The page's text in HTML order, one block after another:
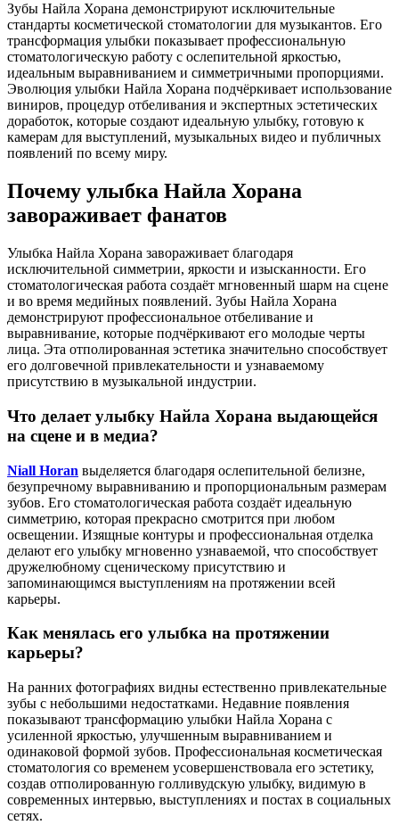
Зубы Найла Хорана демонстрируют исключительные
стандарты косметической стоматологии для музыкантов. Его
трансформация улыбки показывает профессиональную
стоматологическую работу с ослепительной яркостью,
идеальным выравниванием и симметричными пропорциями.
Эволюция улыбки Найла Хорана подчёркивает использование
виниров, процедур отбеливания и экспертных эстетических
доработок, которые создают идеальную улыбку, готовую к
камерам для выступлений, музыкальных видео и публичных
появлений по всему миру.
Почему улыбка Найла Хорана
завораживает фанатов
Улыбка Найла Хорана завораживает благодаря
исключительной симметрии, яркости и изысканности. Его
стоматологическая работа создаёт мгновенный шарм на сцене
и во время медийных появлений. Зубы Найла Хорана
демонстрируют профессиональное отбеливание и
выравнивание, которые подчёркивают его молодые черты
лица. Эта отполированная эстетика значительно способствует
его долговечной привлекательности и узнаваемому
присутствию в музыкальной индустрии.
Что делает улыбку Найла Хорана выдающейся
на сцене и в медиа?
Niall Horan выделяется благодаря ослепительной белизне,
безупречному выравниванию и пропорциональным размерам
зубов. Его стоматологическая работа создаёт идеальную
симметрию, которая прекрасно смотрится при любом
освещении. Изящные контуры и профессиональная отделка
делают его улыбку мгновенно узнаваемой, что способствует
дружелюбному сценическому присутствию и
запоминающимся выступлениям на протяжении всей
карьеры.
Как менялась его улыбка на протяжении
карьеры?
На ранних фотографиях видны естественно привлекательные
зубы с небольшими недостатками. Недавние появления
показывают трансформацию улыбки Найла Хорана с
усиленной яркостью, улучшенным выравниванием и
одинаковой формой зубов. Профессиональная косметическая
стоматология со временем усовершенствовала его эстетику,
создав отполированную голливудскую улыбку, видимую в
современных интервью, выступлениях и постах в социальных
сетях.